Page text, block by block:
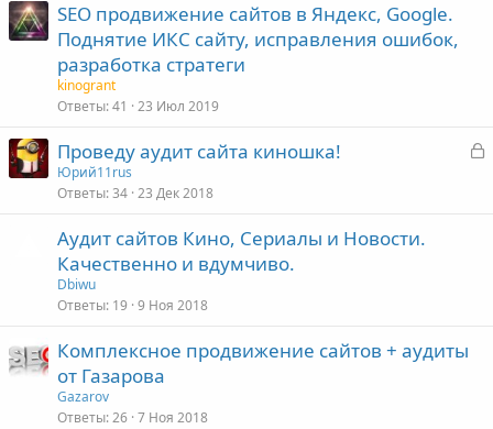
SEO продвижение сайтов в Яндекс, Google.
Поднятие ИКС сайту, исправления ошибок,
разработка стратеги
kinogrant
Ответы 41 23 Июл 2019
З
Проведу аудит сайта киношка!
Юрий11rus
Ответы 34 23 Дек 2018
Аудит сайтов Кино, Сериалы и Новости.
Качественно и вдумчиво.
Dbiwu
Ответы 19 9 Ноя 2018
Комплексное продвижение сайтов + аудиты
от Газарова
Gazarov
Ответы 26 7 Ноя 2018